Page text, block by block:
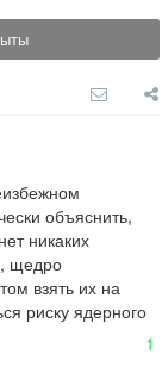
объяснить,
никаких
щедро
взять их на
риску ядерного
1